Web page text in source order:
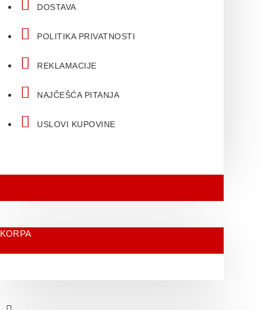
DOSTAVA
POLITIKA PRIVATNOSTI
REKLAMACIJE
NAJČEŠĆA PITANJA
USLOVI KUPOVINE
KORPA